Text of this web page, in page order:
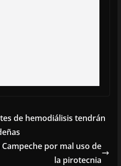
de hemodiálisis tendrán
por mal uso de
la pirotecnia